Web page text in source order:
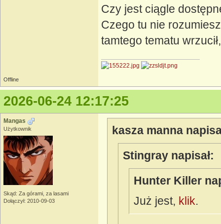
Czy jest ciągle
Czego tu nie
tamtego tematu
Offline
2026-06-24 12:17:25
Mangas
Użytkownik
Skąd: Za górami, za lasami
Dołączył: 2010-09-03
kasza manna
Stingray napisał:
Hunter Killer
Już jest, klik.